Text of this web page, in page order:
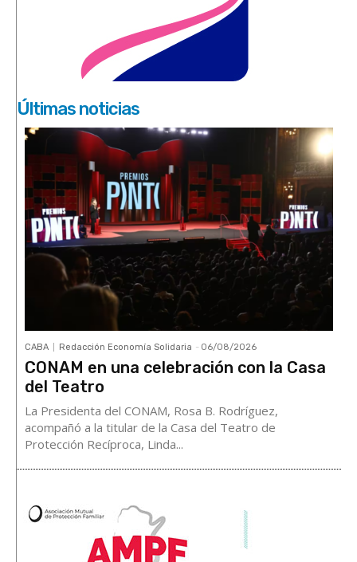
Últimas noticias
CABA Redacción Economía Solidaria - 06/08/2026
CONAM en una celebración con la Casa
del Teatro
La Presidenta del CONAM, Rosa B. Rodríguez,
acompañó a la titular de la Casa del Teatro de
Protección Recíproca, Linda...